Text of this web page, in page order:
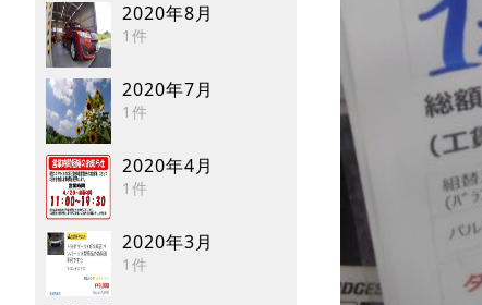
2020年8月
1件
2020年7月
1件
2020年4月
1件
2020年3月
1件